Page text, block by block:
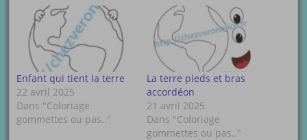
Enfant qui tient la terre
22 avril 2025
Dans "Coloriage
gommettes ou pas.."
La terre pieds et bras
accordéon
21 avril 2025
Dans "Coloriage
gommettes ou pas.."